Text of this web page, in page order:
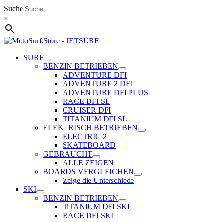
Zum
Inhalt
springen
Suche
×
SURF
BENZIN BETRIEBEN
ADVENTURE DFI
ADVENTURE 2 DFI
ADVENTURE DFI PLUS
RACE DFI SL
CRUISER DFI
TITANIUM DFI SL
ELEKTRISCH BETRIEBEN
ELECTRIC 2
SKATEBOARD
GEBRAUCHT
ALLE ZEIGEN
BOARDS VERGLEICHEN
Zeige die Unterschiede
SKI
BENZIN BETRIEBEN
TiTANIUM DFI SKI
RACE DFI SKI